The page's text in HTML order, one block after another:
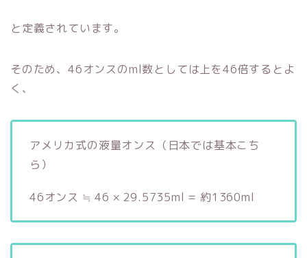
と定義されています。
そのため、46オンスのml数としては上を46倍するとよ
く、
アメリカ式の液量オンス（日本では基本こち
ら）
46オンス ≒ 46 × 29.5735ml = 約1360ml